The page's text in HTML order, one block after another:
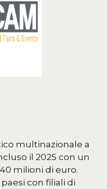
multinazionale a
il 2025 con un
milioni di euro.
con filiali di